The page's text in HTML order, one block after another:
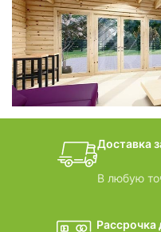
БАНИ-
дачные
Доставка
В любую
Рассрочка